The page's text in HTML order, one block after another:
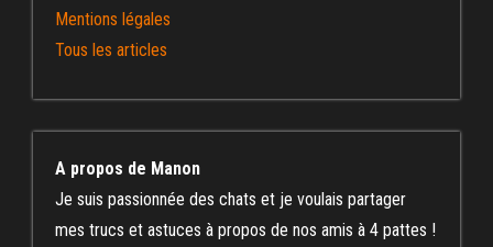
Mentions légales
Tous les articles
A propos de Manon
Je suis passionnée des chats et je voulais partager
mes trucs et astuces à propos de nos amis à 4 pattes !